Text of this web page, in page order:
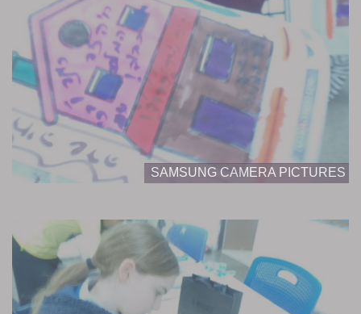
SAMSUNG CAMERA PICTURES